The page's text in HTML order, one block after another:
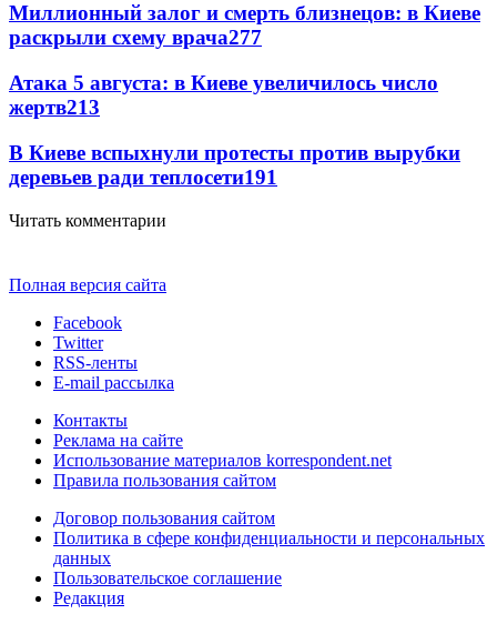
Миллионный залог и смерть близнецов: в Киеве
раскрыли схему врача277
Атака 5 августа: в Киеве увеличилось число
жертв213
В Киеве вспыхнули протесты против вырубки
деревьев ради теплосети191
Читать комментарии
Полная версия сайта
Facebook
Twitter
RSS-ленты
E-mail рассылка
Контакты
Реклама на сайте
Использование материалов korrespondent.net
Правила пользования сайтом
Договор пользования сайтом
Политика в сфере конфиденциальности и персональных
данных
Пользовательское соглашение
Редакция